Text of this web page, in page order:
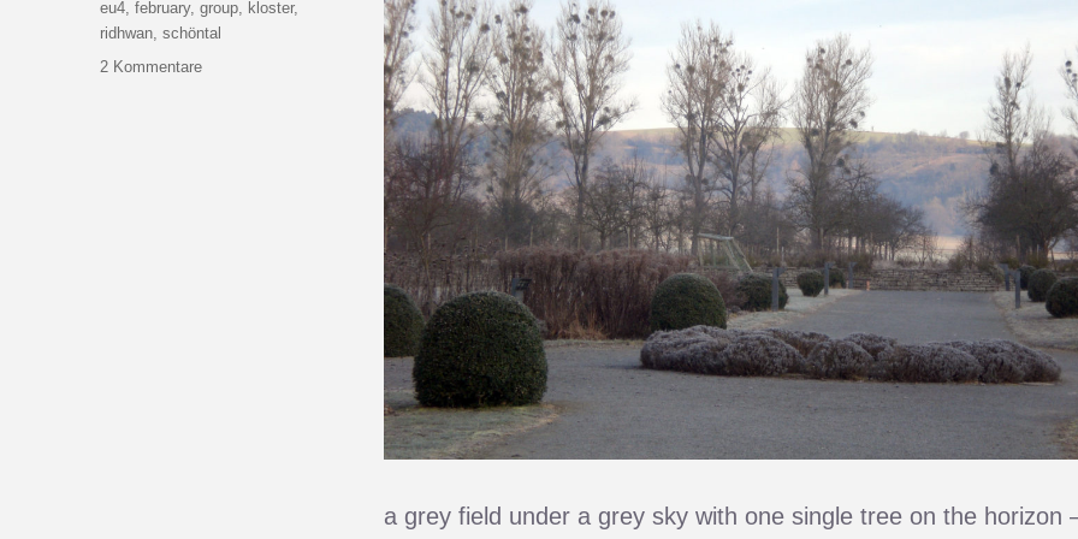
a grey field under a grey sky with one single tree on the horizon
Schlagwörter
eu4 ,february,group kloster,
ridhwan ,schöntal
2 Kommentarezu